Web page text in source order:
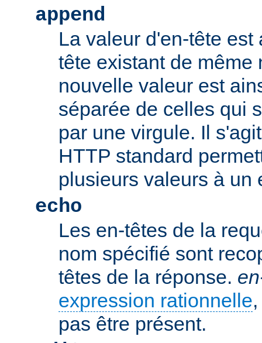
append
La valeur d'en-tête est
tête existant de même
nouvelle valeur est
séparée de celles qui
par une virgule. Il
HTTP standard
plusieurs valeurs à un
echo
Les en-têtes de la
nom spécifié sont
têtes de la réponse.
expression rationnelle
pas être présent.